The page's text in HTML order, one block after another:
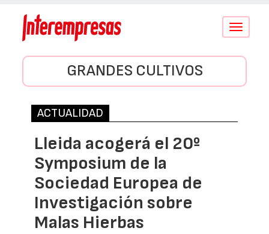
Conmutar
GRANDES CULTIVOS
ACTUALIDAD
Lleida acogerá el 20º
Symposium de la
Sociedad Europea de
Investigación sobre
Malas Hierbas